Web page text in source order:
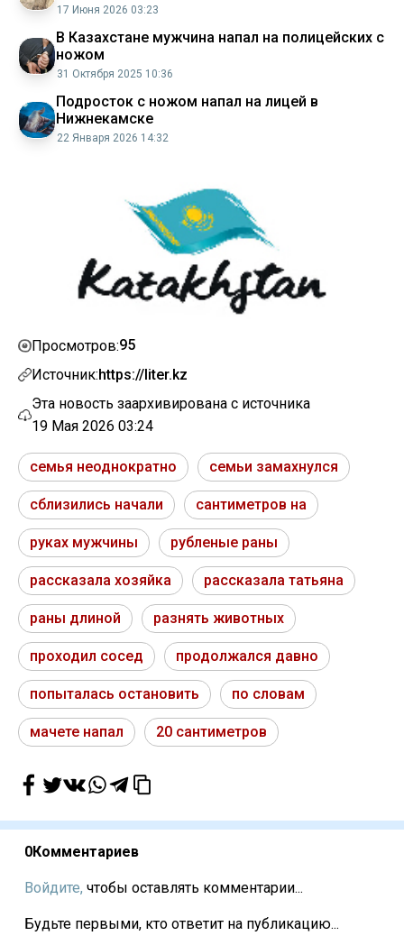
17 Июня 2026 03:23
В Казахстане мужчина напал на полицейских с
ножом
31 Октября 2025 10:36
Подросток с ножом напал на лицей в
Нижнекамске
22 Января 2026 14:32
Просмотров:95
Источник:https://liter.kz
Эта новость заархивирована с источника
19 Мая 2026 03:24
семья неоднократно семьи замахнулся
сблизились начали сантиметров на
руках мужчины рубленые раны
рассказала хозяйка рассказала татьяна
раны длиной разнять животных
проходил сосед продолжался давно
попыталась остановить по словам
мачете напал 20 сантиметров
0Комментариев
Войдите, чтобы оставлять комментарии...
Будьте первыми, кто ответит на публикацию...